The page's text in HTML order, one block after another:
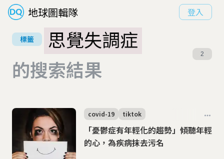
地球圖輯隊 登入
標籤
思覺失調症
的搜索結果
2
「憂鬱症有年輕化的趨勢」傾聽年輕
的心，為疾病抹去污名
covid-19 tiktok